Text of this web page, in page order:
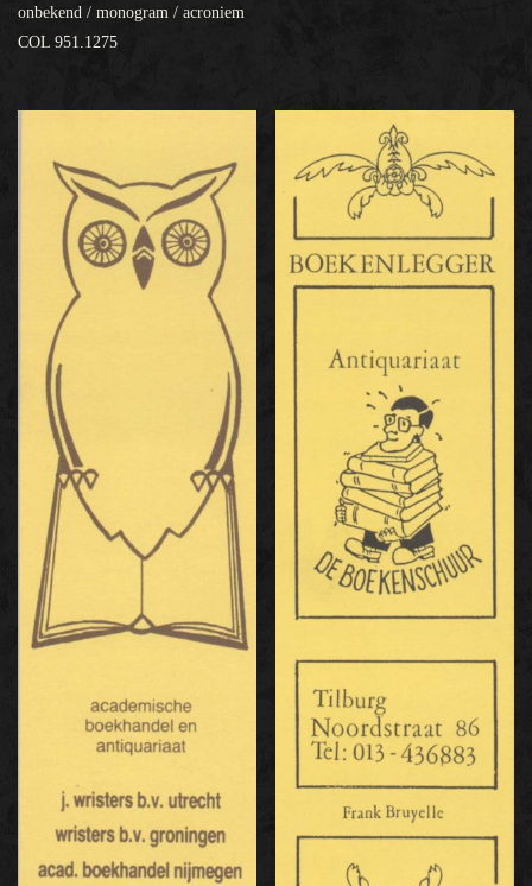
onbekend / monogram / acroniem
COL 951.1275